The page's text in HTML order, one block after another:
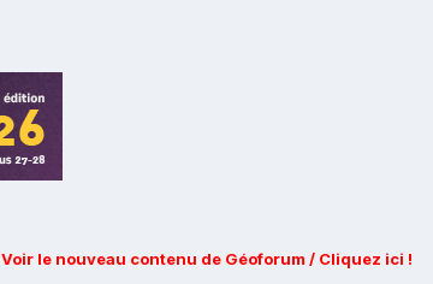
Voir le nouveau contenu de Géoforum / Cliquez ici !